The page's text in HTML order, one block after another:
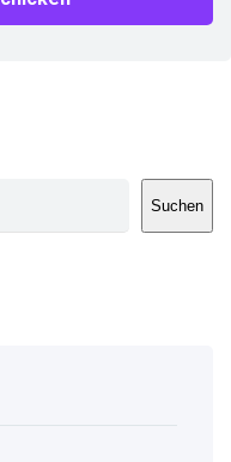
Suchen